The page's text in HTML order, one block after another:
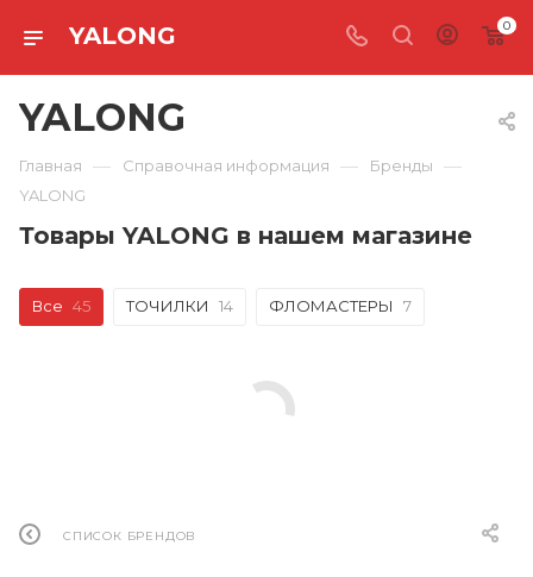
YALONG 0
YALONG
Главная — Справочная информация — Бренды —
YALONG
Товары YALONG в нашем магазине
Все 45 ТОЧИЛКИ 14 ФЛОМАСТЕРЫ 7
СПИСОК БРЕНДОВ